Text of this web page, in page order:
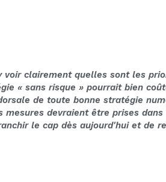
clairement quelles sont les
« sans risque » pourrait bien
de toute bonne stratégie
devraient être prises dans
le cap dès aujourd'hui et de